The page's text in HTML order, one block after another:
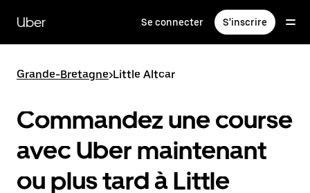
contenu
principal
Uber Se connecter S'inscrire
Grande-Bretagne>Little Altcar
Commandez une course
avec Uber maintenant
ou plus tard à Little